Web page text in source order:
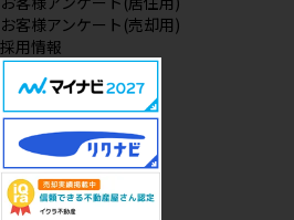
お客様アンケート(売却用)
採用情報